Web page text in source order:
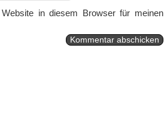
in diesem Browser für meinen